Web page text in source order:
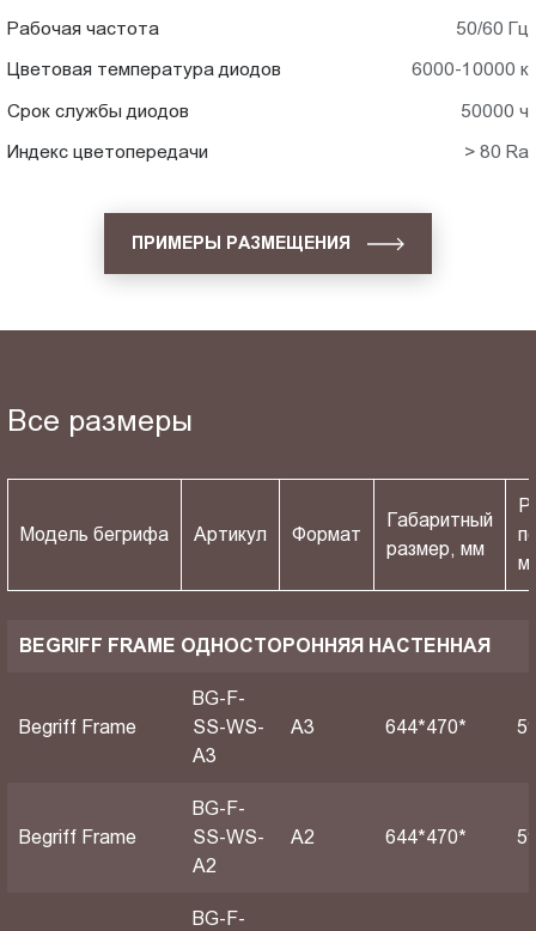
Рабочая частота 50/60 Гц
Цветовая температура диодов 6000-10000 к
Срок службы диодов 50000 ч
Индекс цветопередачи > 80 Ra
ПРИМЕРЫ РАЗМЕЩЕНИЯ
Все размеры
Модель бегрифа Артикул Формат
Габаритный
размер, мм
BEGRIFF FRAME ОДНОСТОРОННЯЯ НАСТЕННАЯ
Begriff Frame
BG-F-
SS-WS-
A3
A3 644*470*
Begriff Frame
BG-F-
SS-WS-
A2
A2 644*470*
BG-F-